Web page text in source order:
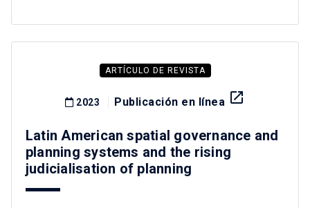
ARTÍCULO DE REVISTA
2023 Publicación en línea launch
Latin American spatial governance and
planning systems and the rising
judicialisation of planning